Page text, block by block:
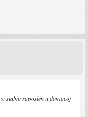
stalno zaposlen u domacoj